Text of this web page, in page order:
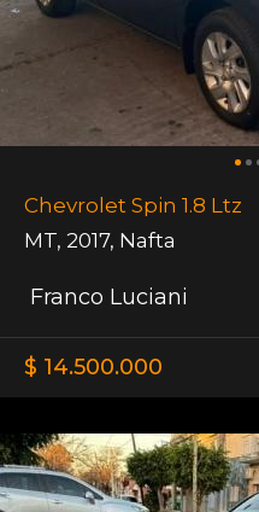
Chevrolet Spin 1.8 Ltz
MT, 2017, Nafta
Franco Luciani
$ 14.500.000